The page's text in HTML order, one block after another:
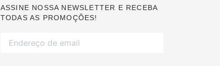
ASSINE NOSSA NEWSLETTER E RECEBA
TODAS AS PROMOÇÕES!